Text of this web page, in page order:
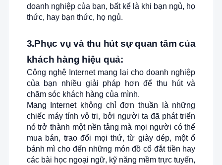
doanh nghiệp của bạn, bất kể là khi bạn ngủ, họ
thức, hay bạn thức, họ ngủ.
3.Phục vụ và thu hút sự quan tâm của
khách hàng hiệu quả:
Công nghệ Internet mang lại cho doanh nghiệp
của bạn nhiều giải pháp hơn để thu hút và
chăm sóc khách hàng của mình.
Mang Internet không chỉ đơn thuần là những
chiếc máy tính vô tri, bởi người ta đã phát triển
nó trở thành một nền tảng mà mọi người có thể
mua bán, trao đổi mọi thứ, từ giày dép, một ổ
bánh mì cho đến những món đồ cổ đắt tiền hay
các bài học ngoại ngữ, kỹ năng mềm trực tuyến,